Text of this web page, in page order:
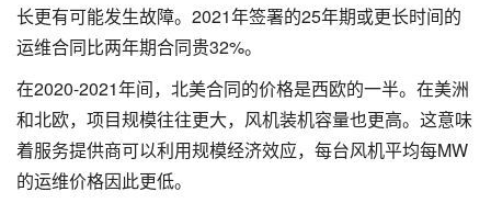
长更有可能发生故障。2021年签署的25年期或更长时间的
运维合同比两年期合同贵32%。
在2020-2021年间，北美合同的价格是西欧的一半。在美洲
和北欧，项目规模往往更大，风机装机容量也更高。这意味
着服务提供商可以利用规模经济效应，每台风机平均每MW
的运维价格因此更低。